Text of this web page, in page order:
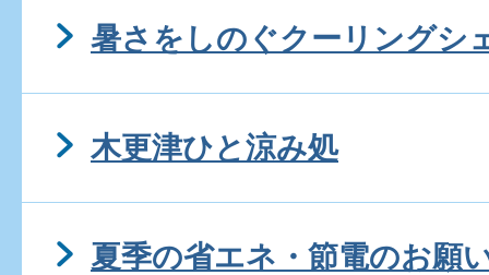
暑さをしのぐクーリングシ
木更津ひと涼み処
夏季の省エネ・節電のお願